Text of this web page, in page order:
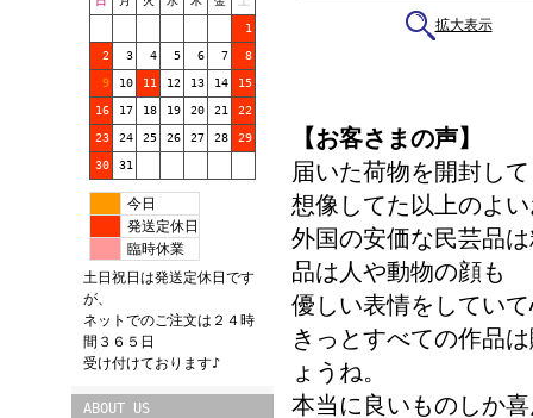
1
2 3 4 5 6 7 8
9 10 11 12 13 14 15
16 17 18 19 20 21 22
23 24 25 26 27 28 29
30 31
今日
発送定休日
臨時休業
土日祝日は発送定休日です
が、
ネットでのご注文は２４時
間３６５日
受け付けております♪
ABOUT US
拡大表示
【お客さまの声】
届いた荷物を開封し
想像してた以上のよ
外国の安価な民芸品
品は人や動物の顔も
優しい表情をしてい
きっとすべての作品
ょうね。
本当に良いものしか